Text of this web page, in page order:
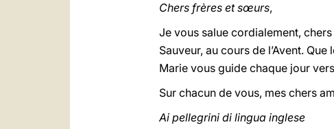
Chers frères et sœurs,
Je vous salue cordialement,
Sauveur, au cours de l’Avent.
Marie vous guide chaque jour
Sur chacun de vous, mes chers
Ai pellegrini di lingua inglese